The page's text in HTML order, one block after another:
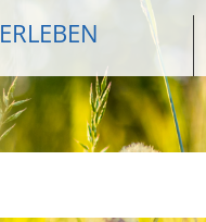
ERLEBEN